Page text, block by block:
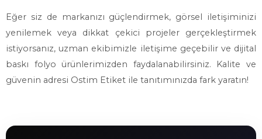
Eğer siz de markanızı güçlendirmek, görsel iletişiminizi
yenilemek veya dikkat çekici projeler gerçekleştirmek
istiyorsanız, uzman ekibimizle iletişime geçebilir ve dijital
baskı folyo ürünlerimizden faydalanabilirsiniz. Kalite ve
güvenin adresi Ostim Etiket ile tanıtımınızda fark yaratın!